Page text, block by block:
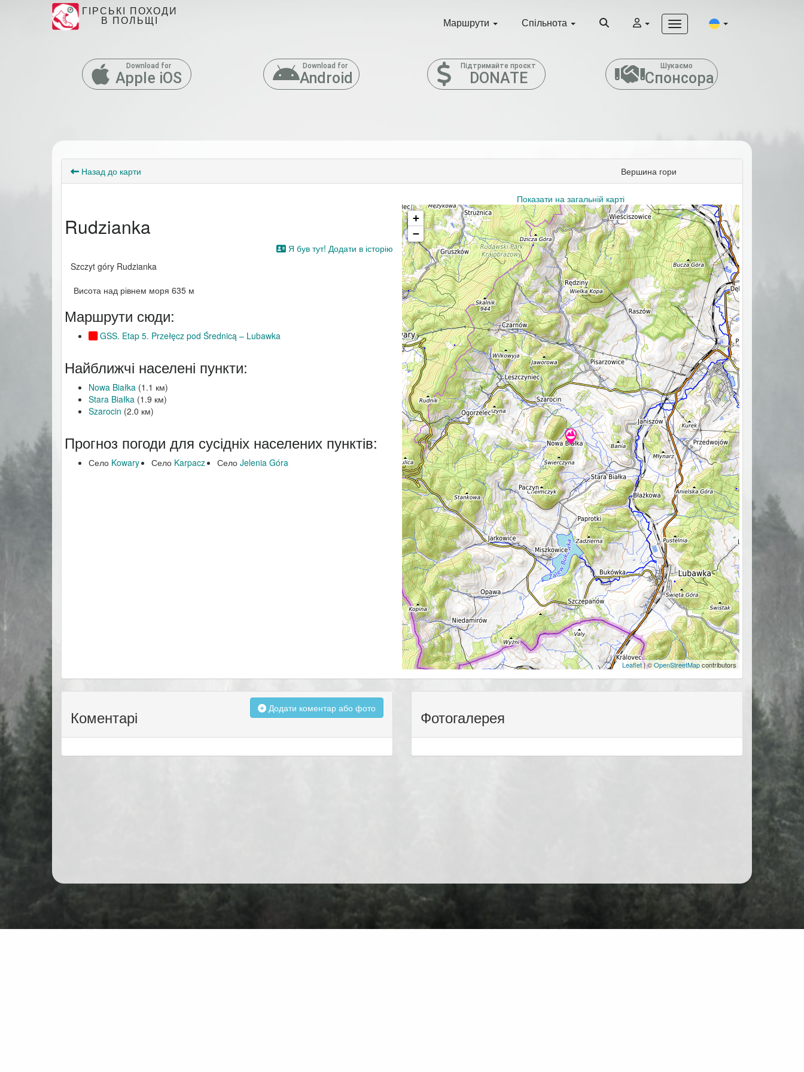
ГІРСЬКІ ПОХОДИ
В ПОЛЬЩІ Маршрути Спільнота
Download for
Apple iOS
Download for
Android
Підтримайте проєкт
DONATE
Шукаємо
Спонсора
Назад до карти Вершина гори
Показати на загальній карті
Rudzianka
Я був тут! Додати в історію
Szczyt góry Rudzianka
Висота над рівнем моря 635 м
Маршрути сюди:
GSS. Etap 5. Przełęcz pod Średnicą – Lubawka
Найближчі населені пункти:
Nowa Białka (1.1 км)
Stara Białka (1.9 км)
Szarocin (2.0 км)
Прогноз погоди для сусідніх населених пунктів:
Село Kowary Село Karpacz Село Jelenia Góra
+
−
Leaflet| ©OpenStreetMapcontributors
Коментарі Додати коментар або фото Фотогалерея